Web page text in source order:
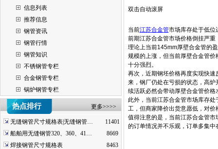
信息列表
推荐信息
钢管资讯
钢管行情
钢管知识
不锈钢管专栏
合金钢管专栏
锅炉钢管专栏
热点排行 更多>>>>
无缝钢管尺寸规格表|无缝钢管…
11401
船舶用无缝钢管320、360、41…
8669
焊接钢管尺寸规格表
8463
双击自动滚屏
当前江苏合金管市场库存处于低位
前期江苏合金管市场价格倒挂严
理论上当前145mm厚壁合金管的
规模的上涨，但当前厚壁合金管
十分强烈。
再次，近期钢坯价格再度实现快
来，钢厂仍处在亏损的状态，高
续活跃必然会带动厚壁合金管
此外，当前江苏合金管市场库存
工，但商家降价出货意愿低，
值得注意的是，当前江苏合金管
的订单情况并不乐观，订单多集